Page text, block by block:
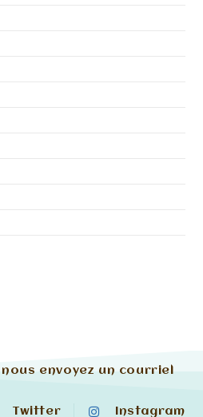
envoyez un courriel
Twitter Instagram